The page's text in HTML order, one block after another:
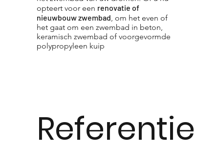
opteert voor een renovatie of
nieuwbouw zwembad, om het even of
het gaat om een zwembad in beton,
keramisch zwembad of voorgevormde
polypropyleen kuip
Referentie